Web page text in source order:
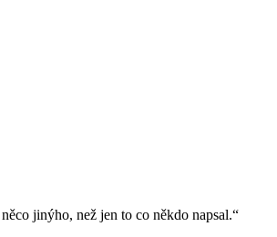
jinýho, než jen to co někdo napsal.“